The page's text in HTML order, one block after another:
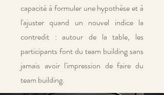
capacité à formuler une hypothèse et à
l'ajuster quand un nouvel indice la
contredit : autour de la table, les
participants font du team building sans
jamais avoir l'impression de faire du
team building.